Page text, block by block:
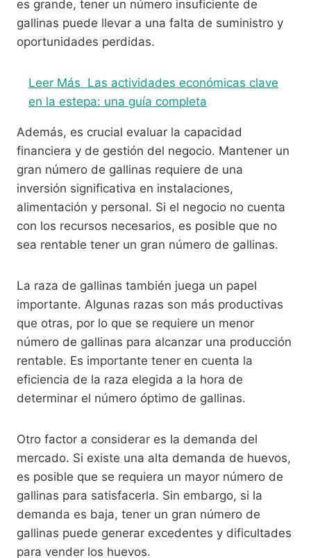
es grande, tener un número insuficiente de
gallinas puede llevar a una falta de suministro y
oportunidades perdidas.
Leer Más Las actividades económicas clave
en la estepa: una guía completa
Además, es crucial evaluar la capacidad
financiera y de gestión del negocio. Mantener un
gran número de gallinas requiere de una
inversión significativa en instalaciones,
alimentación y personal. Si el negocio no cuenta
con los recursos necesarios, es posible que no
sea rentable tener un gran número de gallinas.
La raza de gallinas también juega un papel
importante. Algunas razas son más productivas
que otras, por lo que se requiere un menor
número de gallinas para alcanzar una producción
rentable. Es importante tener en cuenta la
eficiencia de la raza elegida a la hora de
determinar el número óptimo de gallinas.
Otro factor a considerar es la demanda del
mercado. Si existe una alta demanda de huevos,
es posible que se requiera un mayor número de
gallinas para satisfacerla. Sin embargo, si la
demanda es baja, tener un gran número de
gallinas puede generar excedentes y dificultades
para vender los huevos.